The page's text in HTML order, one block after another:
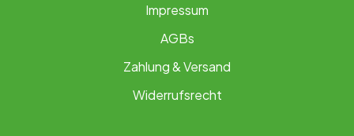
Impressum
AGBs
Zahlung & Versand
Widerrufsrecht